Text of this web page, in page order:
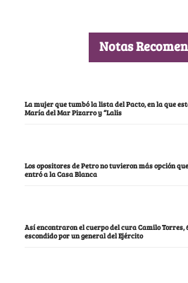
Notas
La mujer que tumbó la lista del Pacto, en la que
María del Mar Pizarro y “Lalis
Los opositores de Petro no tuvieron más opción
entró a la Casa Blanca
Así encontraron el cuerpo del cura Camilo Torres,
escondido por un general del Ejército